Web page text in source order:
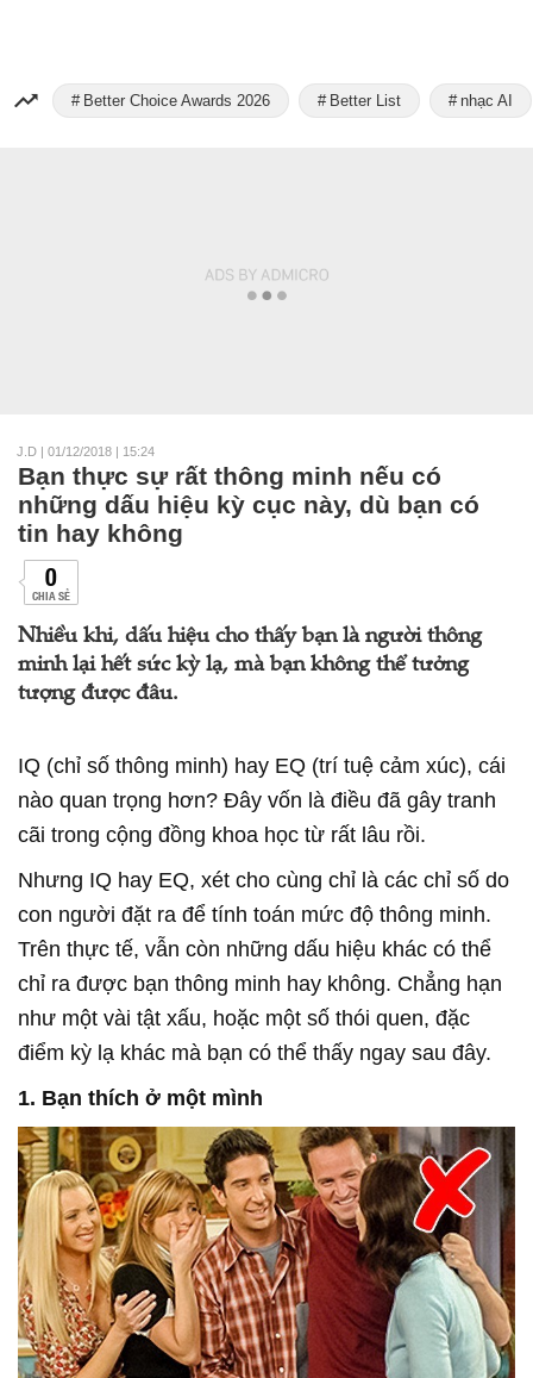
Better Choice Awards 2026 Better List nhạc AI
J.D | 01/12/2018 | 15:24
Bạn thực sự rất thông minh nếu có
những dấu hiệu kỳ cục này, dù bạn có
tin hay không
0
CHIA SẺ
Nhiều khi, dấu hiệu cho thấy bạn là người thông
minh lại hết sức kỳ lạ, mà bạn không thể tưởng
tượng được đâu.
IQ (chỉ số thông minh) hay EQ (trí tuệ cảm xúc), cái
nào quan trọng hơn? Đây vốn là điều đã gây tranh
cãi trong cộng đồng khoa học từ rất lâu rồi.
Nhưng IQ hay EQ, xét cho cùng chỉ là các chỉ số do
con người đặt ra để tính toán mức độ thông minh.
Trên thực tế, vẫn còn những dấu hiệu khác có thể
chỉ ra được bạn thông minh hay không. Chẳng hạn
như một vài tật xấu, hoặc một số thói quen, đặc
điểm kỳ lạ khác mà bạn có thể thấy ngay sau đây.
1. Bạn thích ở một mình